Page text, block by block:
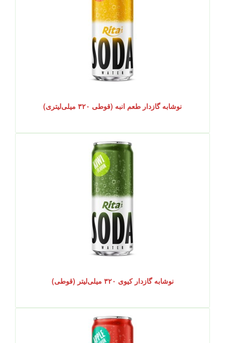
نوشابه گازدار طعم انبه (قوطی ۳۲۰ میلی‌لیتری)
نوشابه گازدار کیوی ۳۲۰ میلی‌لیتر (قوطی)